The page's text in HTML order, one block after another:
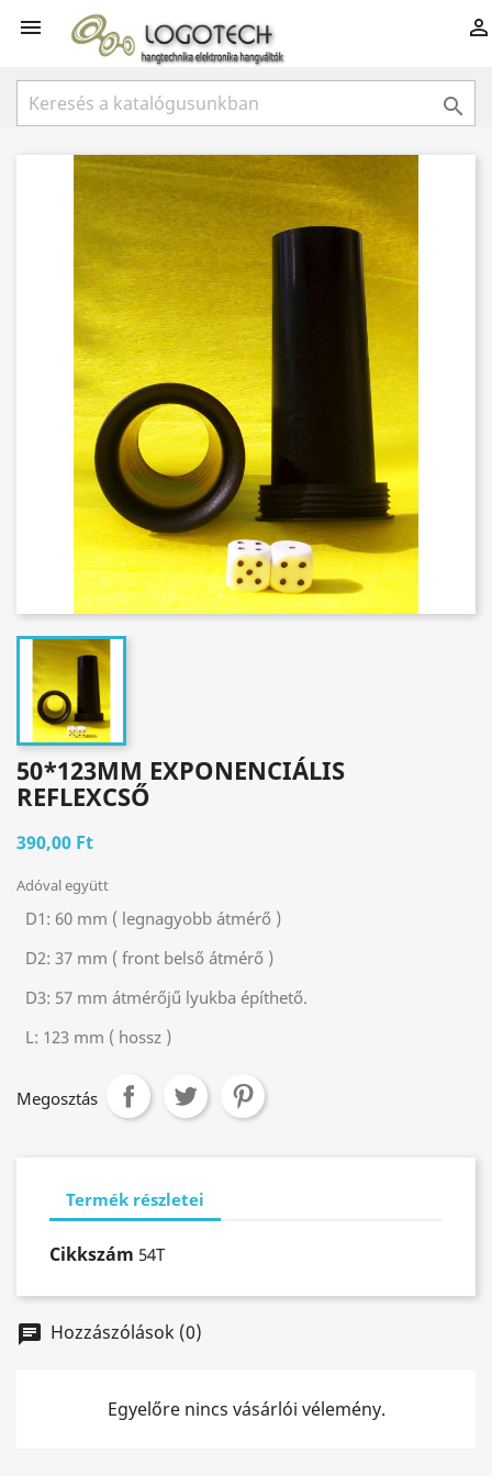
 

50*123MM EXPONENCIÁLIS
REFLEXCSŐ
390,00 Ft
Adóval együtt
D1: 60 mm ( legnagyobb átmérő )
D2: 37 mm ( front belső átmérő )
D3: 57 mm átmérőjű lyukba építhető.
L: 123 mm ( hossz )
Megosztás
Termék részletei
Cikkszám 54T
chat Hozzászólások (0)
Egyelőre nincs vásárlói vélemény.